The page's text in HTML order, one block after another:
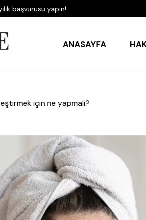
başvurusu yapın!
ANASAYFA
için ne yapmalı?